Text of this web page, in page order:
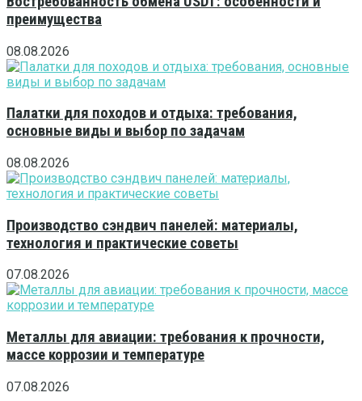
преимущества
08.08.2026
Палатки для походов и отдыха: требования,
основные виды и выбор по задачам
08.08.2026
Производство сэндвич панелей: материалы,
технология и практические советы
07.08.2026
Металлы для авиации: требования к прочности,
массе коррозии и температуре
07.08.2026